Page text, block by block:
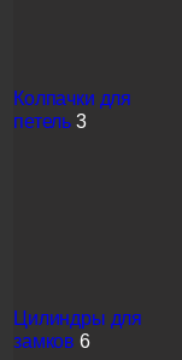
Колпачки для
петель 3
Цилиндры для
замков 6